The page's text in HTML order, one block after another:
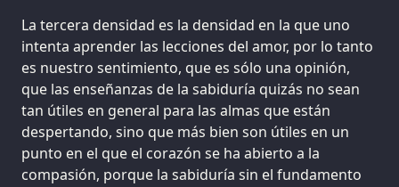
La tercera densidad es la densidad en la que uno
intenta aprender las lecciones del amor, por lo tanto
es nuestro sentimiento, que es sólo una opinión,
que las enseñanzas de la sabiduría quizás no sean
tan útiles en general para las almas que están
despertando, sino que más bien son útiles en un
punto en el que el corazón se ha abierto a la
compasión, porque la sabiduría sin el fundamento